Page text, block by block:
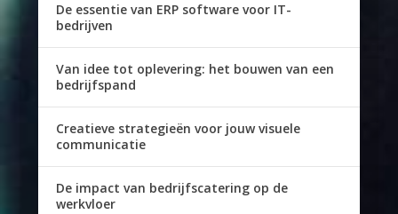
De essentie van ERP software voor IT-
bedrijven
Van idee tot oplevering: het bouwen van een
bedrijfspand
Creatieve strategieën voor jouw visuele
communicatie
De impact van bedrijfscatering op de
werkvloer